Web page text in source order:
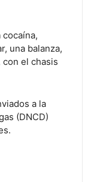
una balanza,
con el chasis
a la
(DNCD)